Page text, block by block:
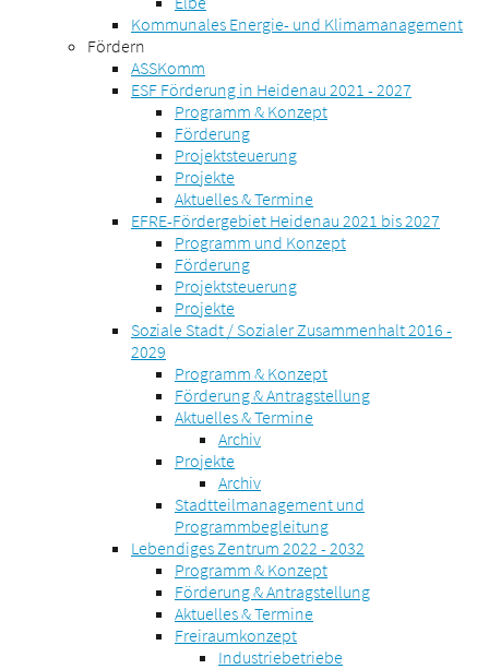
Kommunales Energie- und Klimamanagement
Fördern
ASSKomm
ESF Förderung in Heidenau 2021 - 2027
Programm & Konzept
Förderung
Projektsteuerung
Projekte
Aktuelles & Termine
EFRE-Fördergebiet Heidenau 2021 bis 2027
Programm und Konzept
Förderung
Projektsteuerung
Projekte
Soziale Stadt / Sozialer Zusammenhalt 2016 -
2029
Programm & Konzept
Förderung & Antragstellung
Aktuelles & Termine
Archiv
Projekte
Archiv
Stadtteilmanagement und
Programmbegleitung
Lebendiges Zentrum 2022 - 2032
Programm & Konzept
Förderung & Antragstellung
Aktuelles & Termine
Freiraumkonzept
Industriebetriebe